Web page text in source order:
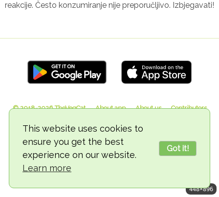
This website uses cookies to
ensure you get the best
experience on our website.
Learn more
Got it!
reakcije. Često konzumiranje nije preporučljivo. Izbjegavati!
© 2018-2026 TheVegCat